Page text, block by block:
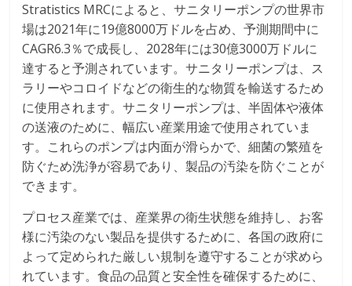
Stratistics MRCによると、サニタリーポンプの世界市
場は2021年に19億8000万ドルを占め、予測期間中に
CAGR6.3％で成長し、2028年には30億3000万ドルに
達すると予測されています。サニタリーポンプは、ス
ラリーやコロイドなどの衛生的な物質を輸送するため
に使用されます。サニタリーポンプは、半固体や液体
の送液のために、幅広い産業用途で使用されていま
す。これらのポンプは内面が滑らかで、細菌の繁殖を
防ぐため洗浄が容易であり、製品の汚染を防ぐことが
できます。
プロセス産業では、産業界の衛生状態を維持し、お客
様に汚染のない製品を提供するために、各国の政府に
よって定められた厳しい規制を遵守することが求めら
れています。食品の品質と安全性を確保するために、